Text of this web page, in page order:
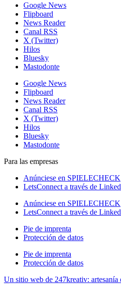
Google News
Flipboard
News Reader
Canal RSS
X (Twitter)
Hilos
Bluesky
Mastodonte
Google News
Flipboard
News Reader
Canal RSS
X (Twitter)
Hilos
Bluesky
Mastodonte
Para las empresas
Anúnciese en SPIELECHECK
LetsConnect a través de
Anúnciese en SPIELECHECK
LetsConnect a través de
Pie de imprenta
Protección de datos
Pie de imprenta
Protección de datos
Un sitio web de 247kreativ: artesanía